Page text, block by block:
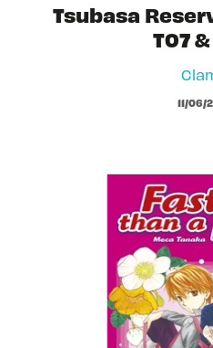
Tsubasa
T07
11/06/